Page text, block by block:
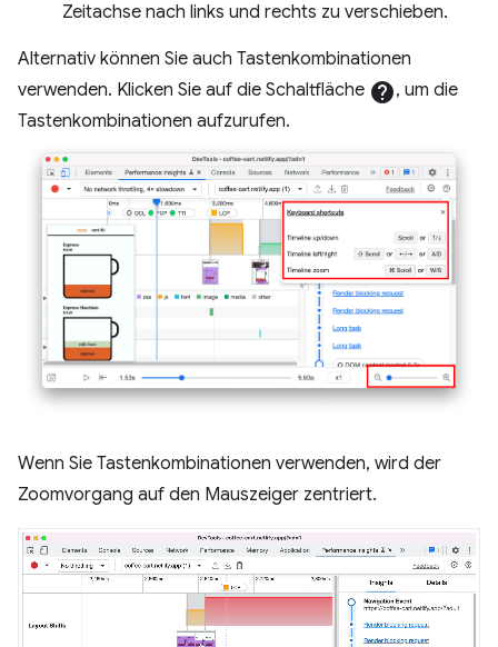
Zeitachse nach links und rechts zu verschieben.
Alternativ können Sie auch Tastenkombinationen
verwenden. Klicken Sie auf die Schaltfläche help, um die
Tastenkombinationen aufzurufen.
Wenn Sie Tastenkombinationen verwenden, wird der
Zoomvorgang auf den Mauszeiger zentriert.